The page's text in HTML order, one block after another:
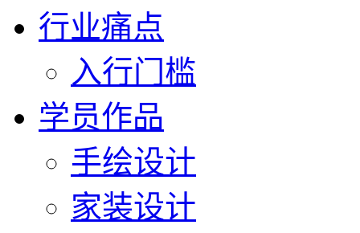
行业痛点
入行门槛
学员作品
手绘设计
家装设计